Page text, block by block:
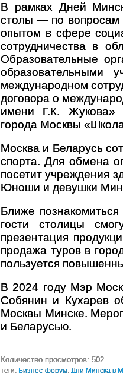
В рамках Дней
столы — по вопросам
опытом в сфере
сотрудничества в
Образовательные
образовательными
международном
договора о
имени Г.К. Жукова»
города Москвы
Москва и Беларусь
спорта. Для обмена
посетит учреждения
Юноши и девушки
Ближе
гости столицы
презентация
продажа туров в
пользуется
В 2024 году Мэр
Собянин и Кухарев
Москвы Минске.
и Беларусью.
Количество просмотров: 502
теги: Бизнес-форум Дни Минска в